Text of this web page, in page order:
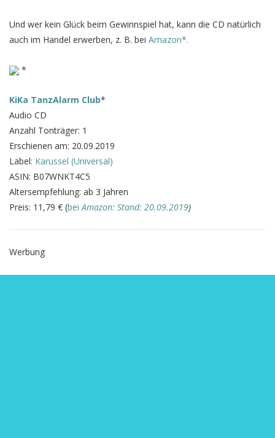
Und wer kein Glück beim Gewinnspiel hat, kann die CD natürlich
auch im Handel erwerben, z. B. bei Amazon*.
*
KiKa TanzAlarm Club*
Audio CD
Anzahl Tonträger: 1
Erschienen am: 20.09.2019
Label: Karussel (Universal)
ASIN: B07WNKT4C5
Altersempfehlung: ab 3 Jahren
Preis: 11,79 € (bei Amazon: Stand: 20.09.2019)
Werbung